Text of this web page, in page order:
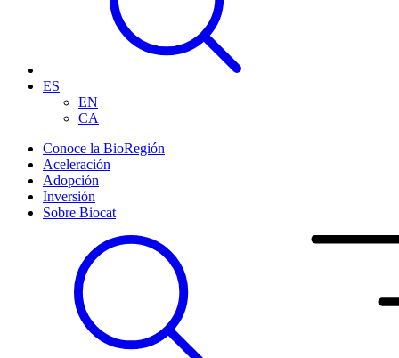
ES
EN
CA
Conoce la BioRegión
Aceleración
Adopción
Inversión
Sobre Biocat